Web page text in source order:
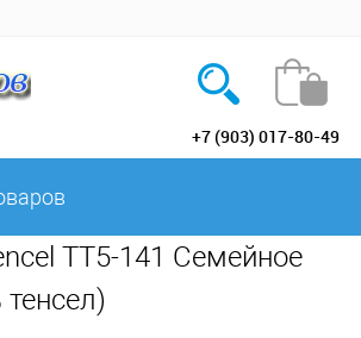
+7 (903) 017-80-49
TT5-141 Семейное